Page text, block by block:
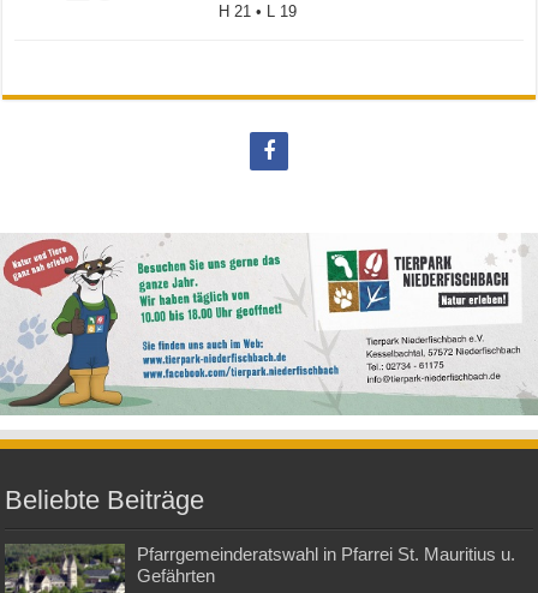
H 21 • L 19
Beliebte Beiträge
Pfarrgemeinderatswahl in Pfarrei St. Mauritius u.
Gefährten